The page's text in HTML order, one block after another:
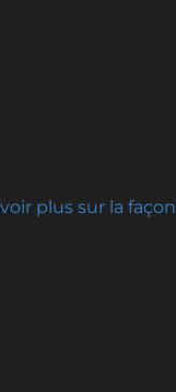
plus sur la façon